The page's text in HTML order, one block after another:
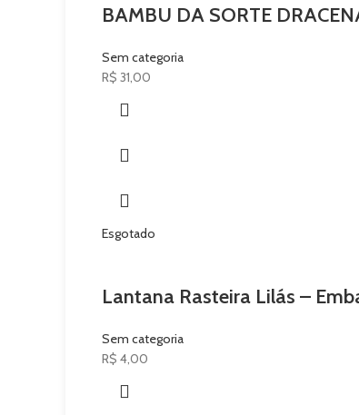
BAMBU DA SORTE
Sem categoria
R$ 31,00
Esgotado
Lantana Rasteira Lilás –
Sem categoria
R$ 4,00